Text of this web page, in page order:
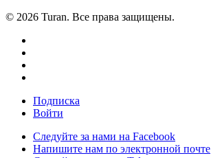
© 2026 Turan. Все права защищены.
Подписка
Войти
Следуйте за нами на Facebook
Напишите нам по электронной почте